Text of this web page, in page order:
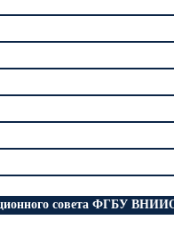
совета ФГБУ